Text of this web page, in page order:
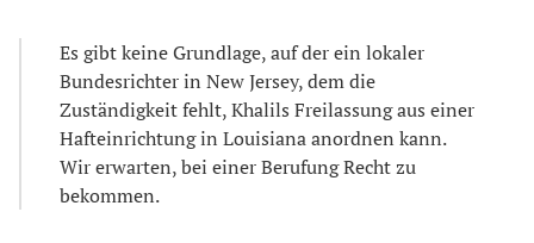
Es gibt keine Grundlage, auf der ein lokaler
Bundesrichter in New Jersey, dem die
Zuständigkeit fehlt, Khalils Freilassung aus einer
Hafteinrichtung in Louisiana anordnen kann.
Wir erwarten, bei einer Berufung Recht zu
bekommen.